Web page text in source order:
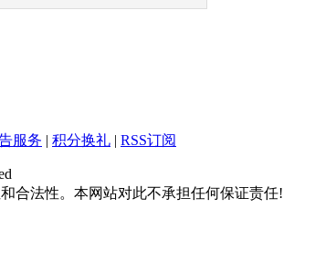
服务 | 积分换礼 | RSS订阅
合法性。本网站对此不承担任何保证责任!